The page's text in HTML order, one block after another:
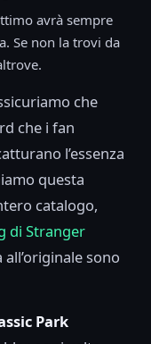
avrà sempre
Se non la trovi da
che
che i fan
l’essenza
questa
catalogo,
di Stranger
sono
Park